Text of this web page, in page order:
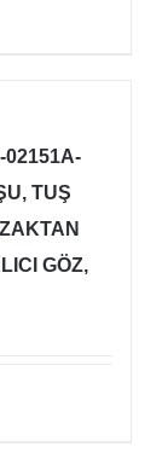
02151A-
TUŞ
GÖZ,